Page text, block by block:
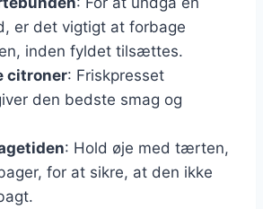
er det vigtigt at forbage
inden fyldet tilsættes.
citroner: Friskpresset
den bedste smag og
: Hold øje med tærten,
for at sikre, at den ikke